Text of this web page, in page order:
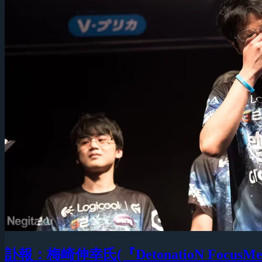
訃報：梅崎伸幸氏(『DetonatioN